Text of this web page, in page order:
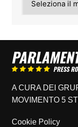
A CURA DEI
MOVIMENTO 5
Cookie Policy